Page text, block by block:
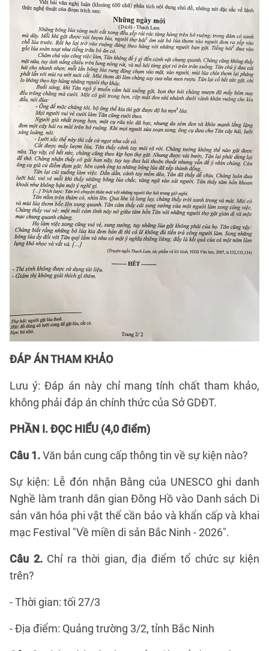
ĐÁP ÁN THAM KHẢO
Lưu ý: Đáp án này chỉ mang tính chất tham khảo,
không phải đáp án chính thức của Sở GDĐT.
PHẦN I. ĐỌC HIỂU (4,0 điểm)
Câu 1.Văn bản cung cấp thông tin về sự kiện nào?
Sự kiện: Lễ đón nhận Bằng của UNESCO ghi danh
Nghề làm tranh dân gian Đông Hồ vào Danh sách Di
sản văn hóa phi vật thể cần bảo và khẩn cấp và khai
mạc Festival "Về miền di sản Bắc Ninh - 2026".
Câu 2. Chỉ ra thời gian, địa điểm tổ chức sự kiện
trên?
- Thời gian: tối 27/3
- Địa điểm: Quảng trường 3/2, tỉnh Bắc Ninh